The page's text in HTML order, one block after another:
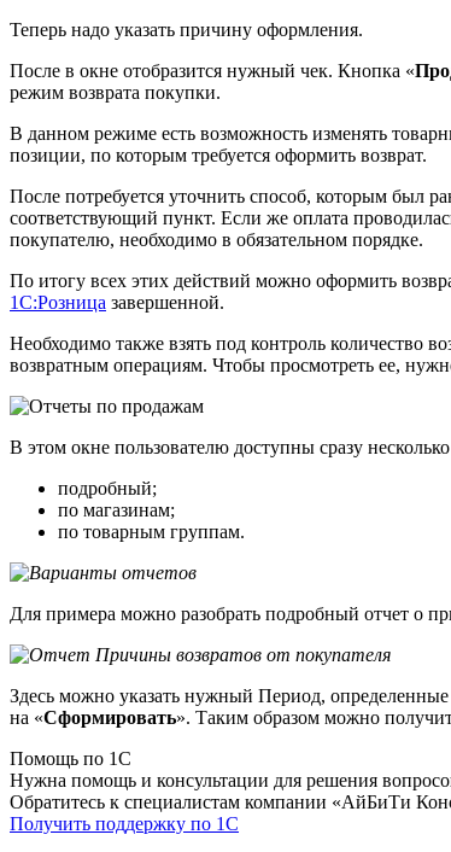
Теперь надо указать причину оформления.
После в окне отобразится нужный чек. Кнопка «
режим возврата покупки.
В данном режиме есть возможность изменять
позиции, по которым требуется оформить возврат.
После потребуется уточнить способ, которым был
соответствующий пункт. Если же оплата
покупателю, необходимо в обязательном порядке.
По итогу всех этих действий можно оформить
1С:Розница завершенной.
Необходимо также взять под контроль количество
возвратным операциям. Чтобы просмотреть ее,
В этом окне пользователю доступны сразу
подробный;
по магазинам;
по товарным группам.
Для примера можно разобрать подробный отчет о
Здесь можно указать нужный Период, определенные
на «Сформировать». Таким образом можно
Помощь по 1С
Нужна помощь и консультации для решения
Обратитесь к специалистам компании «АйБиТи
Получить поддержку по 1С